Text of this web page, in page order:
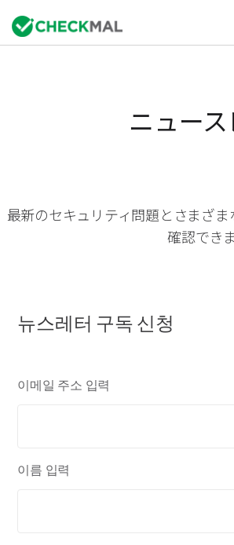
ニュー
最新のセキュリティ問題とさまざ
確認できま
뉴스레터 구독 신청
이메일 주소 입력
이름 입력